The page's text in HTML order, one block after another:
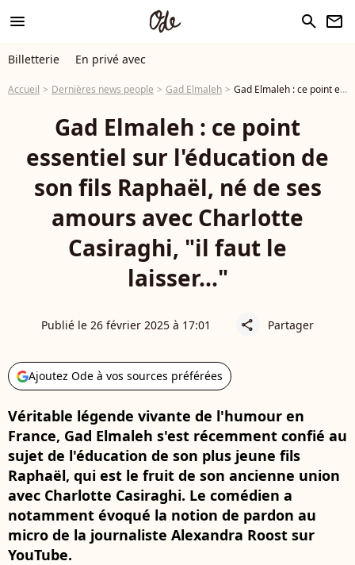
menu search newsletter
Billetterie En privé avec
Accueil Dernières news people Gad Elmaleh Gad Elmaleh : ce point essentiel sur l'éducation de son fils Raphaël, né de ses amours avec Charlotte Casiraghi, "il faut le laisser..."
Gad Elmaleh : ce point
essentiel sur l'éducation de
son fils Raphaël, né de ses
amours avec Charlotte
Casiraghi, "il faut le
laisser..."
Publié le 26 février 2025 à 17:01 share Partager
Ajoutez Ode à vos sources préférées
Véritable légende vivante de l'humour en
France, Gad Elmaleh s'est récemment confié au
sujet de l'éducation de son plus jeune fils
Raphaël, qui est le fruit de son ancienne union
avec Charlotte Casiraghi. Le comédien a
notamment évoqué la notion de pardon au
micro de la journaliste Alexandra Roost sur
YouTube.